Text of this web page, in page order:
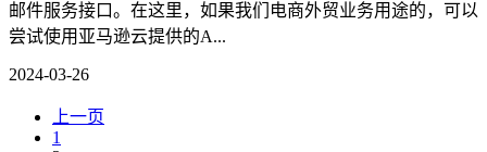
邮件服务接口。在这里，如果我们电商外贸业务用途的，可以
尝试使用亚马逊云提供的A...
2024-03-26
上一页
1